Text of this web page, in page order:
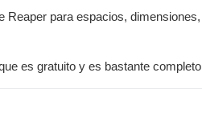
Reaper para espacios,
es gratuito y es bastante